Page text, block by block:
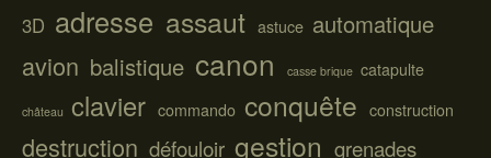
3D adresse assaut astuce automatique
avion balistique canon casse brique catapulte
château clavier commando conquête construction
destruction défouloir gestion grenades